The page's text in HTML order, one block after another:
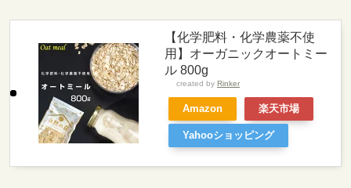
【化学肥料・化学農薬不使
用】オーガニックオートミー
ル 800g
created by Rinker
Amazon 楽天市場
Yahooショッピング